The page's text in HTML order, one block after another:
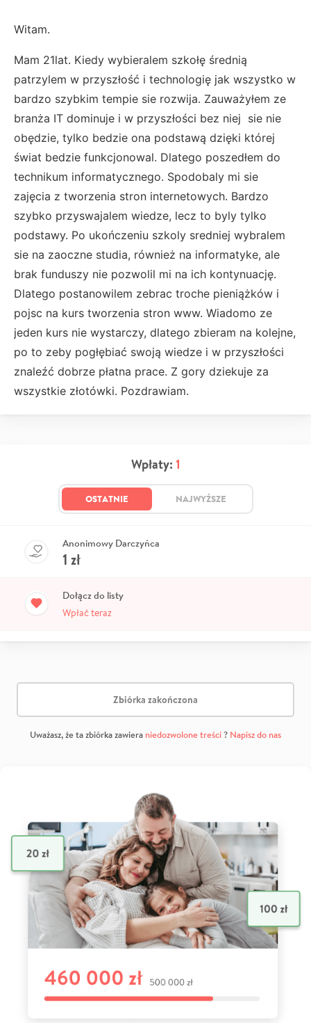
Witam.
Mam 21lat. Kiedy wybieralem szkołę średnią
patrzylem w przyszłość i technologię jak wszystko w
bardzo szybkim tempie sie rozwija. Zauważyłem ze
branża IT dominuje i w przyszłości bez niej sie nie
obędzie, tylko bedzie ona podstawą dzięki której
świat bedzie funkcjonowal. Dlatego poszedłem do
technikum informatycznego. Spodobaly mi sie
zajęcia z tworzenia stron internetowych. Bardzo
szybko przyswajalem wiedze, lecz to byly tylko
podstawy. Po ukończeniu szkoly sredniej wybralem
sie na zaoczne studia, również na informatyke, ale
brak funduszy nie pozwolil mi na ich kontynuację.
Dlatego postanowilem zebrac troche pieniążków i
pojsc na kurs tworzenia stron www. Wiadomo ze
jeden kurs nie wystarczy, dlatego zbieram na kolejne,
po to zeby pogłębiać swoją wiedze i w przyszłości
znaleźć dobrze płatna prace. Z gory dziekuje za
wszystkie złotówki. Pozdrawiam.
Wpłaty: 1
OSTATNIE NAJWYŻSZE
Anonimowy Darczyńca
1 zł
Dołącz do listy
Wpłać teraz
Zbiórka zakończona
Uważasz, że ta zbiórka zawiera niedozwolone treści? Napisz do nas